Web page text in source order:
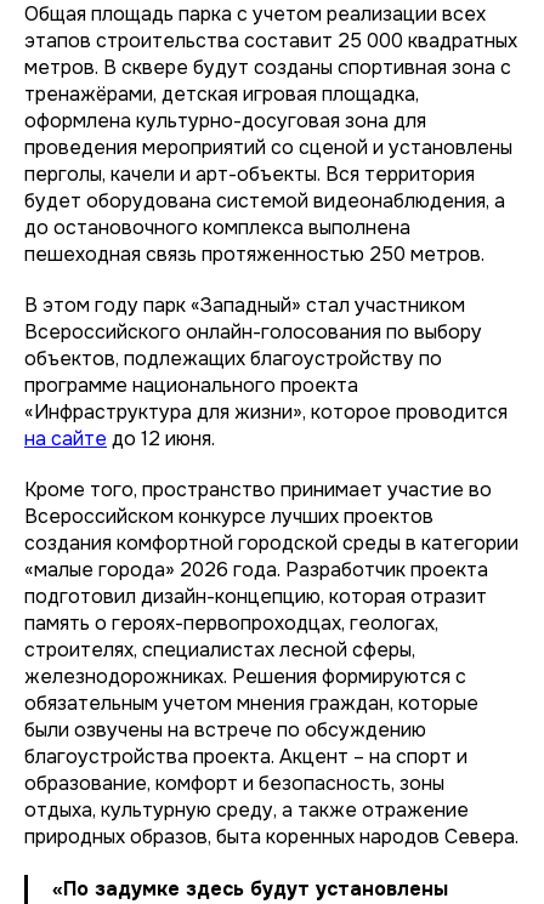
Общая площадь парка с учетом реализации всех
этапов строительства составит 25 000 квадратных
метров. В сквере будут созданы спортивная зона с
тренажёрами, детская игровая площадка,
оформлена культурно-досуговая зона для
проведения мероприятий со сценой и установлены
перголы, качели и арт-объекты. Вся территория
будет оборудована системой видеонаблюдения, а
до остановочного комплекса выполнена
пешеходная связь протяженностью 250 метров.
В этом году парк «Западный» стал участником
Всероссийского онлайн-голосования по выбору
объектов, подлежащих благоустройству по
программе национального проекта
«Инфраструктура для жизни», которое проводится
на сайте до 12 июня.
Кроме того, пространство принимает участие во
Всероссийском конкурсе лучших проектов
создания комфортной городской среды в категории
«малые города» 2026 года. Разработчик проекта
подготовил дизайн-концепцию, которая отразит
память о героях-первопроходцах, геологах,
строителях, специалистах лесной сферы,
железнодорожниках. Решения формируются с
обязательным учетом мнения граждан, которые
были озвучены на встрече по обсуждению
благоустройства проекта. Акцент – на спорт и
образование, комфорт и безопасность, зоны
отдыха, культурную среду, а также отражение
природных образов, быта коренных народов Севера.
«По задумке здесь будут установлены